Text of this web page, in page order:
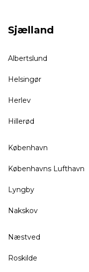
Sjælland
Albertslund
Helsingør
Herlev
Hillerød
København
Københavns Lufthavn
Lyngby
Nakskov
Næstved
Roskilde